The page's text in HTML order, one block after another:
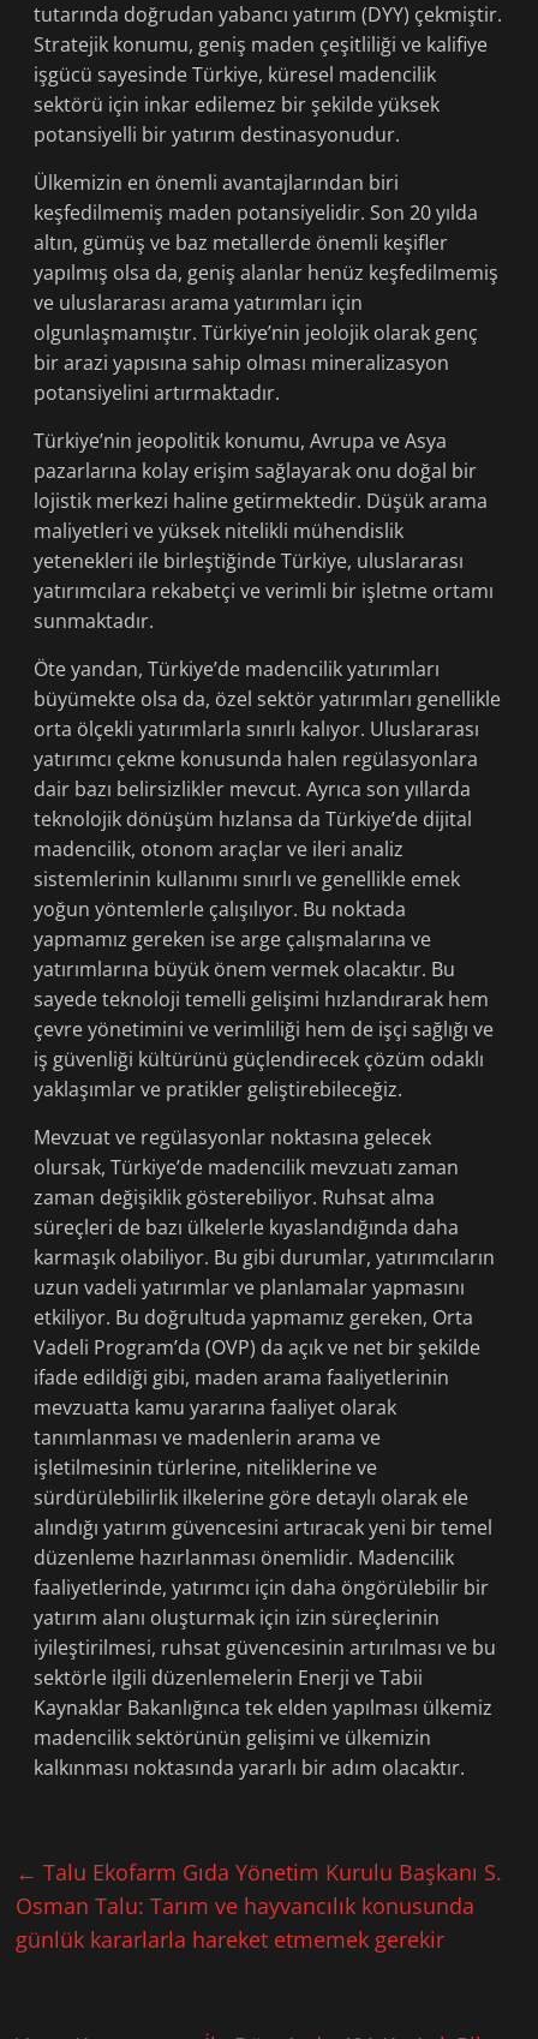
tutarında doğrudan yabancı yatırım (DYY) çekmiştir.
Stratejik konumu, geniş maden çeşitliliği ve kalifiye
işgücü sayesinde Türkiye, küresel madencilik
sektörü için inkar edilemez bir şekilde yüksek
potansiyelli bir yatırım destinasyonudur.
Ülkemizin en önemli avantajlarından biri
keşfedilmemiş maden potansiyelidir. Son 20 yılda
altın, gümüş ve baz metallerde önemli keşifler
yapılmış olsa da, geniş alanlar henüz keşfedilmemiş
ve uluslararası arama yatırımları için
olgunlaşmamıştır. Türkiye’nin jeolojik olarak genç
bir arazi yapısına sahip olması mineralizasyon
potansiyelini artırmaktadır.
Türkiye’nin jeopolitik konumu, Avrupa ve Asya
pazarlarına kolay erişim sağlayarak onu doğal bir
lojistik merkezi haline getirmektedir. Düşük arama
maliyetleri ve yüksek nitelikli mühendislik
yetenekleri ile birleştiğinde Türkiye, uluslararası
yatırımcılara rekabetçi ve verimli bir işletme ortamı
sunmaktadır.
Öte yandan, Türkiye’de madencilik yatırımları
büyümekte olsa da, özel sektör yatırımları genellikle
orta ölçekli yatırımlarla sınırlı kalıyor. Uluslararası
yatırımcı çekme konusunda halen regülasyonlara
dair bazı belirsizlikler mevcut. Ayrıca son yıllarda
teknolojik dönüşüm hızlansa da Türkiye’de dijital
madencilik, otonom araçlar ve ileri analiz
sistemlerinin kullanımı sınırlı ve genellikle emek
yoğun yöntemlerle çalışılıyor. Bu noktada
yapmamız gereken ise arge çalışmalarına ve
yatırımlarına büyük önem vermek olacaktır. Bu
sayede teknoloji temelli gelişimi hızlandırarak hem
çevre yönetimini ve verimliliği hem de işçi sağlığı ve
iş güvenliği kültürünü güçlendirecek çözüm odaklı
yaklaşımlar ve pratikler geliştirebileceğiz.
Mevzuat ve regülasyonlar noktasına gelecek
olursak, Türkiye’de madencilik mevzuatı zaman
zaman değişiklik gösterebiliyor. Ruhsat alma
süreçleri de bazı ülkelerle kıyaslandığında daha
karmaşık olabiliyor. Bu gibi durumlar, yatırımcıların
uzun vadeli yatırımlar ve planlamalar yapmasını
etkiliyor. Bu doğrultuda yapmamız gereken, Orta
Vadeli Program’da (OVP) da açık ve net bir şekilde
ifade edildiği gibi, maden arama faaliyetlerinin
mevzuatta kamu yararına faaliyet olarak
tanımlanması ve madenlerin arama ve
işletilmesinin türlerine, niteliklerine ve
sürdürülebilirlik ilkelerine göre detaylı olarak ele
alındığı yatırım güvencesini artıracak yeni bir temel
düzenleme hazırlanması önemlidir. Madencilik
faaliyetlerinde, yatırımcı için daha öngörülebilir bir
yatırım alanı oluşturmak için izin süreçlerinin
iyileştirilmesi, ruhsat güvencesinin artırılması ve bu
sektörle ilgili düzenlemelerin Enerji ve Tabii
Kaynaklar Bakanlığınca tek elden yapılması ülkemiz
madencilik sektörünün gelişimi ve ülkemizin
kalkınması noktasında yararlı bir adım olacaktır.
← Talu Ekofarm Gıda Yönetim Kurulu Başkanı S.
Osman Talu: Tarım ve hayvancılık konusunda
günlük kararlarla hareket etmemek gerekir